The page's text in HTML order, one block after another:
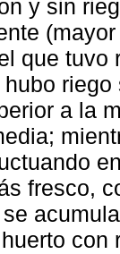
y sin
que tuvo
a la
fresco,
con